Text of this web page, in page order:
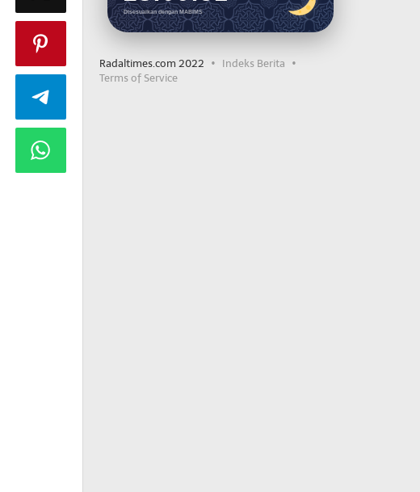
Disesuaikan dengan MABIMS
Radaltimes.com 2022
Indeks Berita
Terms of Service